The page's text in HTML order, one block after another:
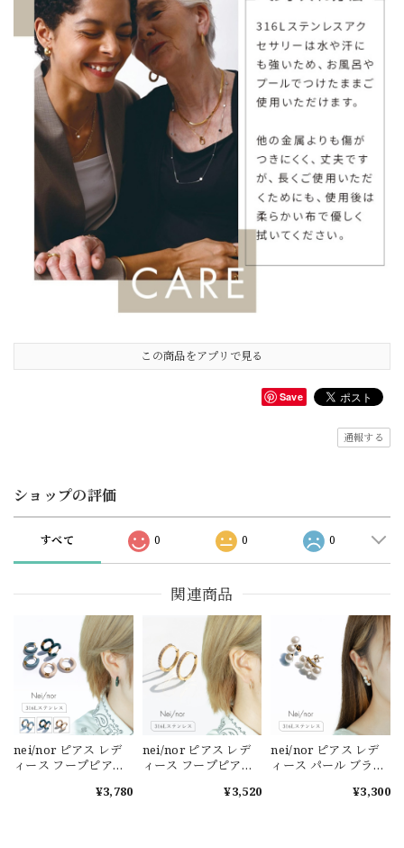
この商品をアプリで見る
Save
通報する
ショップの評価
すべて 0 0 0
関連商品
nei/nor ピアス レデ
ィース フープピアス
ーピアス 金属アレル
¥3,780
nei/nor ピアス レデ
ィース フープピアス
レルギー対応 ゴール
¥3,520
nei/nor ピアス レデ
ィース パール ブライ
ルギー対応 ゴールド
¥3,300